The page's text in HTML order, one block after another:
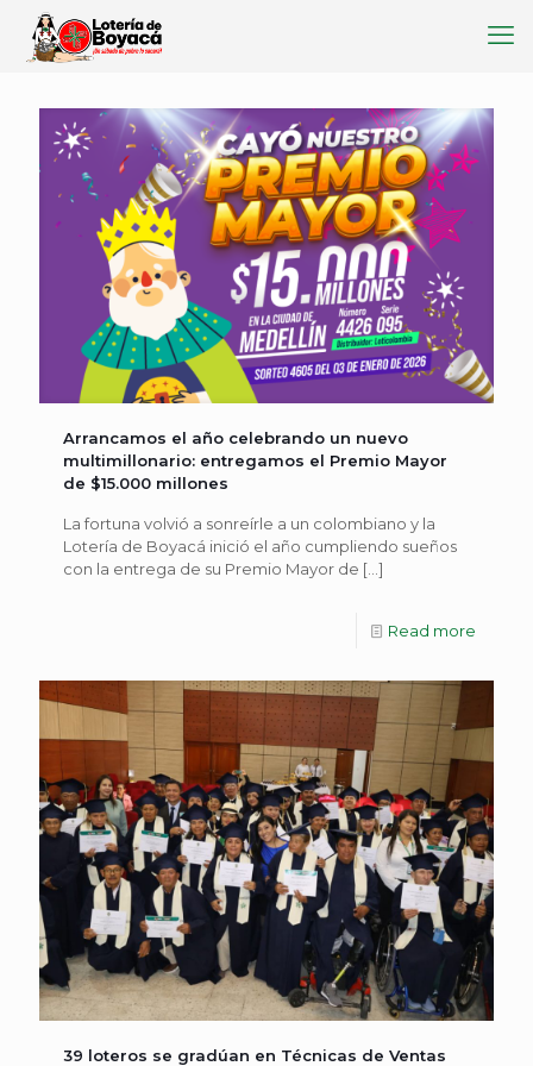
Arrancamos el año celebrando un nuevo
multimillonario: entregamos el Premio Mayor
de $15.000 millones
La fortuna volvió a sonreírle a un colombiano y la
Lotería de Boyacá inició el año cumpliendo sueños
con la entrega de su Premio Mayor de […]
Read more
39 loteros se gradúan en Técnicas de Ventas